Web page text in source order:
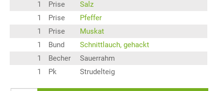
1
Prise
Salz
1
Prise
Pfeffer
1
Prise
Muskat
1
Bund
Schnittlauch, gehackt
1
Becher
Sauerrahm
1
Pk Strudelteig